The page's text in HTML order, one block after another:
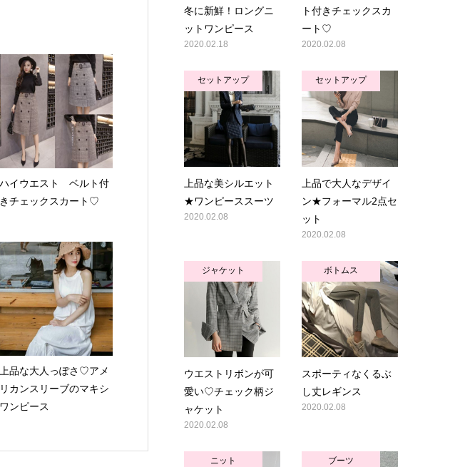
ハイウエスト ベルト付
きチェックスカート♡
上品な大人っぽさ♡アメ
リカンスリーブのマキシ
ワンピース
冬に新鮮！ロングニ
ットワンピース
2020.02.18
ト付きチェックスカ
ート♡
2020.02.08
セットアップ
上品な美シルエット
★ワンピーススーツ
2020.02.08
セットアップ
上品で大人なデザイ
ン★フォーマル2点セ
ット
2020.02.08
ジャケット
ウエストリボンが可
愛い♡チェック柄ジ
ャケット
2020.02.08
ボトムス
スポーティなくるぶ
し丈レギンス
2020.02.08
ニット ブーツ